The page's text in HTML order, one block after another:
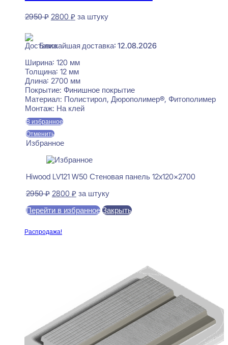
2950₽ Первоначальная
2950 ₽.
2800 ₽Текущая
за штуку
Ближайшая доставка: 12.08.2026
Ширина: 120 мм
Толщина: 12 мм
Длина: 2700 мм
Покрытие: Финишное покрытие
Материал: Полистирол, Дюрополимер®, Фитополимер
Монтаж: На клей
В избранное
Отменить
Избранное
Hiwood LV121 W50 Стеновая панель 12x120x2700
2950₽ Первоначальная
составляла
2800 ₽Текущая
2800 ₽.
за штуку
Перейти в избранное Закрыть
Распродажа!